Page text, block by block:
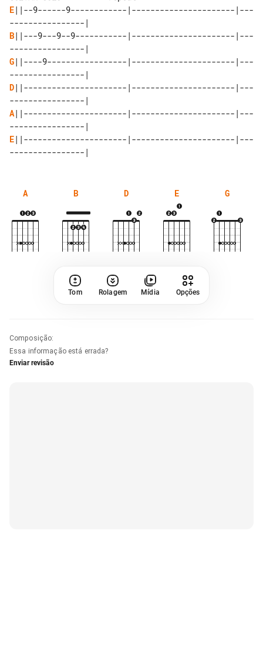
E||--9------9------------|----------------------|---
B||---9---9--9-----------|----------------------|---
G||----9-----------------|----------------------|---
D||----------------------|----------------------|---
A||----------------------|----------------------|---
E||----------------------|----------------------|---
A B D E G
Tom Rolagem Mídia Opções
Composição:
Essa informação está errada?
Enviar revisão